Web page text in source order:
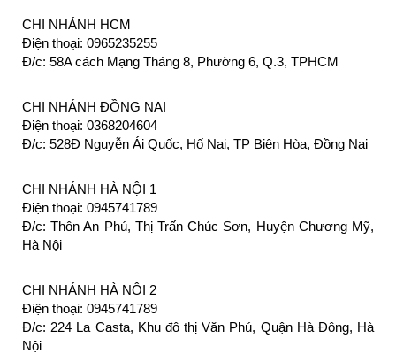
CHI NHÁNH HCM
Điện thoại: 0965235255
Đ/c: 58A cách Mạng Tháng 8, Phường 6, Q.3, TPHCM
CHI NHÁNH ĐỒNG NAI
Điện thoại: 0368204604
Đ/c: 528Đ Nguyễn Ái Quốc, Hố Nai, TP Biên Hòa, Đồng Nai
CHI NHÁNH HÀ NỘI 1
Điện thoại: 0945741789
Đ/c: Thôn An Phú, Thị Trấn Chúc Sơn, Huyện Chương Mỹ,
Hà Nội
CHI NHÁNH HÀ NỘI 2
Điện thoại: 0945741789
Đ/c: 224 La Casta, Khu đô thị Văn Phú, Quận Hà Đông, Hà
Nội